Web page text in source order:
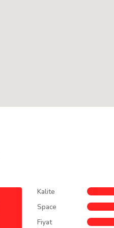
Kalite
Space
Fiyat